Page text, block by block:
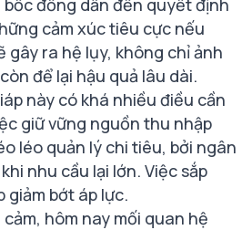
đồng dẫn đến quyết định
cảm xúc tiêu cực nếu
gây ra hệ lụy, không chỉ ảnh
để lại hậu quả lâu dài.
này có khá nhiều điều cần
giữ vững nguồn thu nhập
léo quản lý chi tiêu, bởi ngân
nhu cầu lại lớn. Việc sắp
giảm bớt áp lực.
hôm nay mối quan hệ